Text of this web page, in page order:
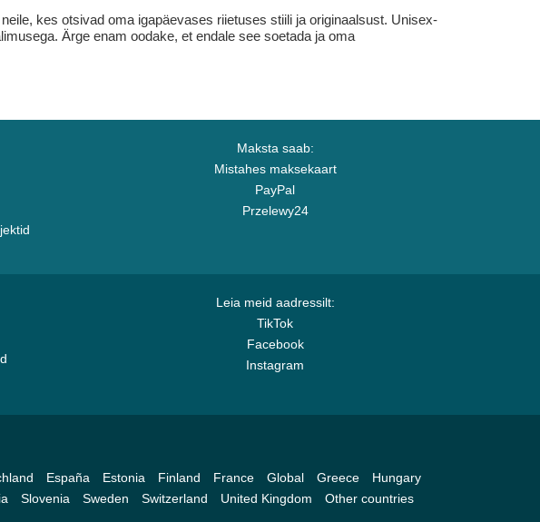
kes otsivad oma igapäevases riietuses stiili ja originaalsust. Unisex-
Ärge enam oodake, et endale see soetada ja oma
Maksta saab:
Mistahes maksekaart
PayPal
Przelewy24
Leia meid aadressilt:
TikTok
Facebook
Instagram
España Estonia Finland France Global Greece
Hungary
Slovenia Sweden Switzerland United Kingdom Other countries